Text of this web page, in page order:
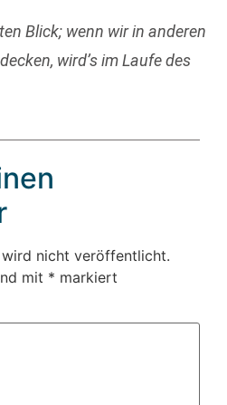
Blick; wenn wir in anderen
wird’s im Laufe des
nicht veröffentlicht.
mit * markiert